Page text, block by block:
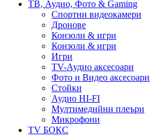
ТВ, Аудио, Фото & Gaming
Спортни видеокамери
Дронове
Конзоли & игри
Конзоли & игри
Игри
TV-Аудио аксесоари
Фото и Видео аксесоари
Стойки
Аудио HI-FI
Мултимедийни плеъри
Микрофони
TV БОКС